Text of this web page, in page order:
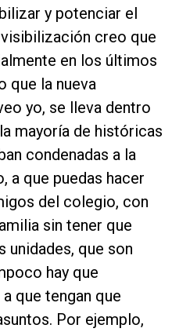
y potenciar el
creo que
en los últimos
que la nueva
yo, se lleva dentro
mayoría de históricas
condenadas a la
a que puedas hacer
del colegio, con
sin tener que
unidades, que son
hay que
que tengan que
Por ejemplo,